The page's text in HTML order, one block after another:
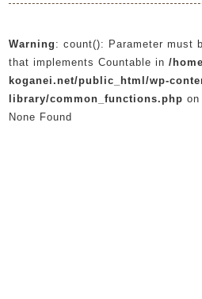
Warning : count(): Parameter must
that implements Countable in/
koganei.net/public_html/wp-
library/common_functions.php
None Found